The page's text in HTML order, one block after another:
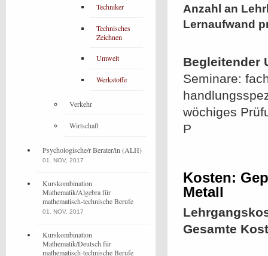
Anzahl an
Lernaufwand
Begleitender
Seminare:
wöchiges
P
Kosten:
Metall
Gesamte
Techniker
Technisches
Zeichnen
Umwelt
Werkstoffe
Verkehr
Wirtschaft
Psychologische/r Berater/in (ALH)
01. NOV, 2017
Kurskombination
Mathematik/Algebra für
mathematisch-technische Berufe
01. NOV, 2017
Kurskombination
Mathematik/Deutsch für
mathematisch-technische Berufe